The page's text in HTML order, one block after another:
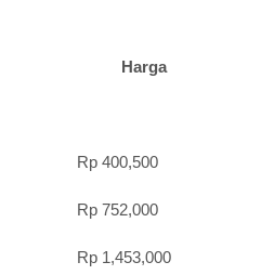
Harga
gr Rp 400,500
gr Rp 752,000
gr Rp 1,453,000